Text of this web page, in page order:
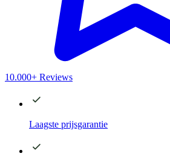
10.000+ Reviews
Laagste prijsgarantie